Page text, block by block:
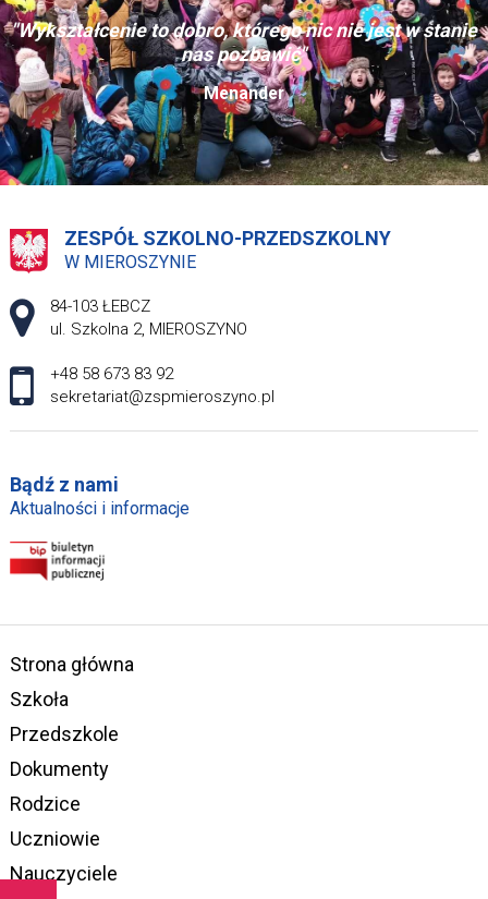
"Wykształcenie to dobro, którego nic nie jest w stanie
nas pozbawić"
Menander
ZESPÓŁ SZKOLNO-PRZEDSZKOLNY
W MIEROSZYNIE
Adres pocztowy:
84-103 ŁEBCZ
ul. Szkolna 2, MIEROSZYNO
+48 58 673 83 92
sekretariat@zspmieroszyno.pl
Bądź z nami
Aktualności i informacje
Strona główna
Szkoła
Przedszkole
Dokumenty
Rodzice
Uczniowie
Nauczyciele